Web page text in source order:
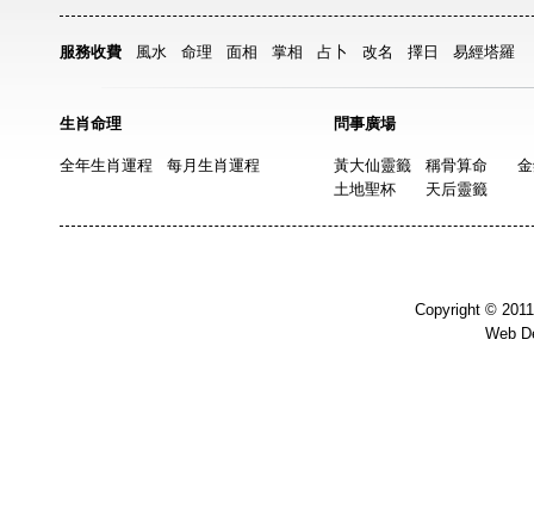
服務收費 風水 命理 面相 掌相 占卜 改名 擇日 易經塔羅
生肖命理
全年生肖運程 每月生肖運程
問事廣場
黃大仙靈籤 稱骨算命
土地聖杯
天后靈籤
Copyright ©
Web